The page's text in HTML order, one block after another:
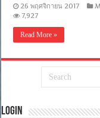
26 พฤศจิกายน 2017
7,927
Read More »
Login